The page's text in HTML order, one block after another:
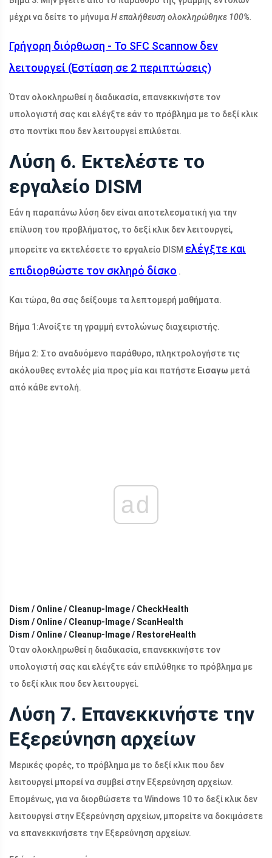
μέχρι να δείτε το μήνυμαΗ επαλήθευση ολοκληρώθηκε 100%.
Γρήγορη διόρθωση - Το SFC Scannow δεν
λειτουργεί (Εστίαση σε 2 περιπτώσεις)
Όταν ολοκληρωθεί η διαδικασία, επανεκκινήστε τον
υπολογιστή σας και ελέγξτε εάν το πρόβλημα με το δεξί κλικ
στο ποντίκι που δεν λειτουργεί επιλύεται.
Λύση 6. Εκτελέστε το
εργαλείο DISM
Εάν η παραπάνω λύση δεν είναι αποτελεσματική για την
επίλυση του προβλήματος, το δεξί κλικ δεν λειτουργεί,
μπορείτε να εκτελέσετε το εργαλείο DISM ελέγξτε και
επιδιορθώστε τον σκληρό δίσκο .
Και τώρα, θα σας δείξουμε τα λεπτομερή μαθήματα.
Βήμα 1:Ανοίξτε τη γραμμή εντολώνως διαχειριστής.
Βήμα 2: Στο αναδυόμενο παράθυρο, πληκτρολογήστε τις
ακόλουθες εντολές μία προς μία και πατήστε Εισαγω μετά
από κάθε εντολή.
ad
Dism / Online / Cleanup-Image / CheckHealth
Dism / Online / Cleanup-Image / ScanHealth
Dism / Online / Cleanup-Image / RestoreHealth
Όταν ολοκληρωθεί η διαδικασία, επανεκκινήστε τον
υπολογιστή σας και ελέγξτε εάν επιλύθηκε το πρόβλημα με
το δεξί κλικ που δεν λειτουργεί.
Λύση 7. Επανεκκινήστε την
Εξερεύνηση αρχείων
Μερικές φορές, το πρόβλημα με το δεξί κλικ που δεν
λειτουργεί μπορεί να συμβεί στην Εξερεύνηση αρχείων.
Επομένως, για να διορθώσετε τα Windows 10 το δεξί κλικ δεν
λειτουργεί στην Εξερεύνηση αρχείων, μπορείτε να δοκιμάσετε
να επανεκκινήσετε την Εξερεύνηση αρχείων.